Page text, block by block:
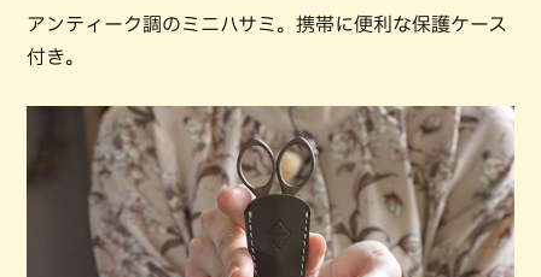
アンティーク調のミニハサミ。携帯に便利な保護ケース
付き。